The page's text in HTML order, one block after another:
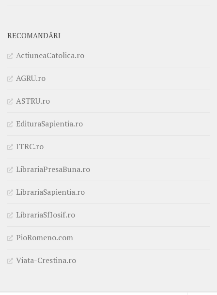
RECOMANDĂRI
ActiuneaCatolica.ro
AGRU.ro
ASTRU.ro
EdituraSapientia.ro
ITRC.ro
LibrariaPresaBuna.ro
LibrariaSapientia.ro
LibrariaSfIosif.ro
PioRomeno.com
Viata-Crestina.ro